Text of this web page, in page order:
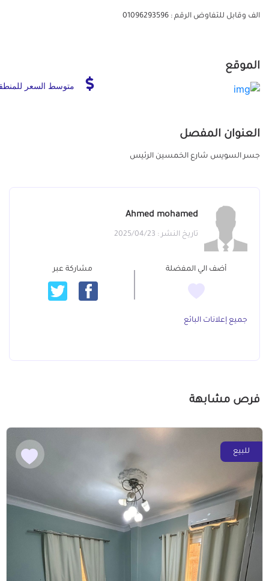
الف وقابل للتفاوض الرقم : 01096293596
الموقع
متوسط السعر
العنوان المفصل
جسر السويس شارع الخمسين الرئيس
Ahmed mohamed
تاريخ النشر : 2025/04/23
أضف الي المفضلة مشاركة عبر
جميع إعلانات البائع
فرص مشابهة
للبيع